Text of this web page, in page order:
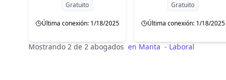
Gratuito
Última conexión: 1/18/2025
Gratuito
Última conexión: 1/18/2025
Mostrando 2 de 2 abogados en Manta - Laboral